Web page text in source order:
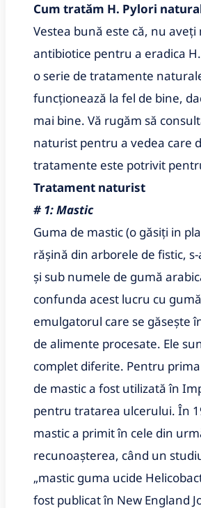
Cum tratăm H. Pylori
Vestea bună este că, nu aveți
antibiotice pentru a eradica
o serie de tratamente
funcționează la fel de bine,
mai bine. Vă rugăm să
naturist pentru a vedea care
tratamente este potrivit
Tratament naturist
# 1: Mastic
Guma de mastic (o găsiți in
rășină din arborele de fistic,
și sub numele de gumă
confunda acest lucru cu
emulgatorul care se găsește
de alimente procesate. Ele
complet diferite. Pentru
de mastic a fost utilizată în
pentru tratarea ulcerului. În
mastic a primit în cele din
recunoașterea, când un
„mastic guma ucide
fost publicat în New England